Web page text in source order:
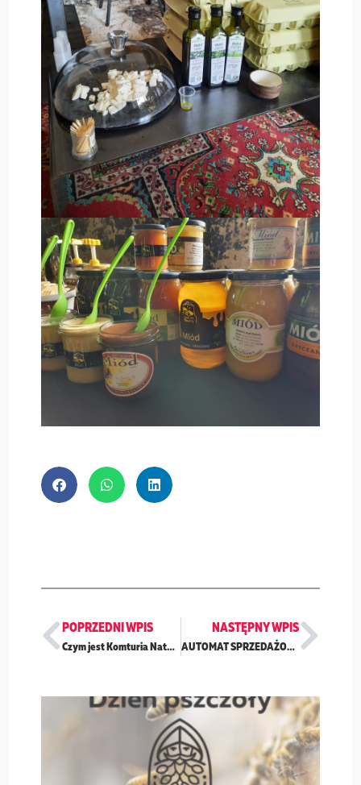
Prev
POPRZEDNI WPIS
Czym jest Komturia Natury?
NASTĘPNY WPIS
AUTOMAT SPRZEDAŻOWY Z LOKALNYMI PRODUKTAMI JUŻ W DEBRZNIE!